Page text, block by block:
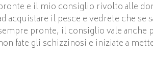
e il mio consiglio rivolto alle
acquistare il pesce e vedrete che
pronte, il consiglio vale
fate gli schizzinosi e iniziate a